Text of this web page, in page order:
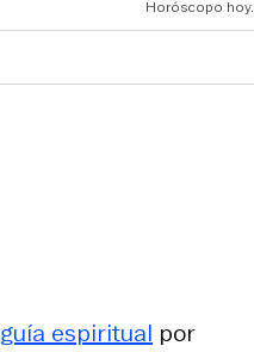
Horóscopo hoy.
guía espiritual por